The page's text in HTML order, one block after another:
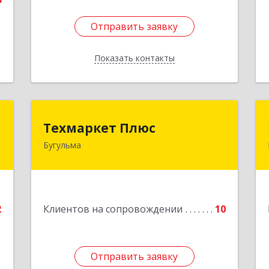
Отправить заявку
Показать контакты
Отправить заявку
Назад
Техмаркет Плюс
Бугульма
Клиентов на сопровождении 10
Отправить заявку
423231, РТ, Бугульма, ул.Белинского,
Отправить заявку